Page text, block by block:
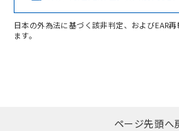
日本の外為法に基づく該非判定、およびEAR
ます。
ページ先頭へ